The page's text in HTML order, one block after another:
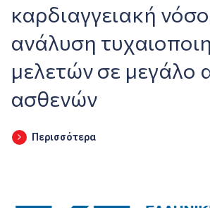
καρδιαγγειακή
ανάλυση
μελετών σε μεγάλο
ασθενών
Περισσότερα